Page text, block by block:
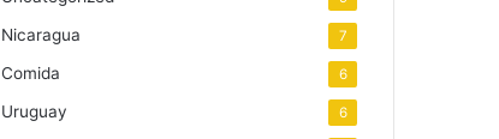
Nicaragua 7
Comida 6
Uruguay 6